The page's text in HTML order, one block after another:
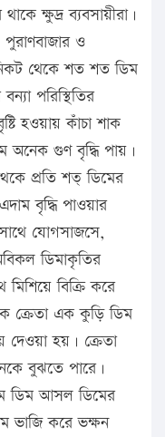
ক্ষুদ্র ব্যবসায়ীরা।
ও
থেকে শত শত ডিম
পরিস্থিতির
হওয়ায় কাঁচা শাক
অনেক গুণ বৃদ্ধি পায়।
প্রতি শত্ ডিমের
বৃদ্ধি পাওয়ার
যোগসাজসে,
ডিমাকৃতির
বিক্রি করে
ক্রেতা এক কুড়ি ডিম
দেওয়া হয়। ক্রেতা
বুঝতে পারে।
ডিম আসল ডিমের
ভাজি করে ভক্ষন